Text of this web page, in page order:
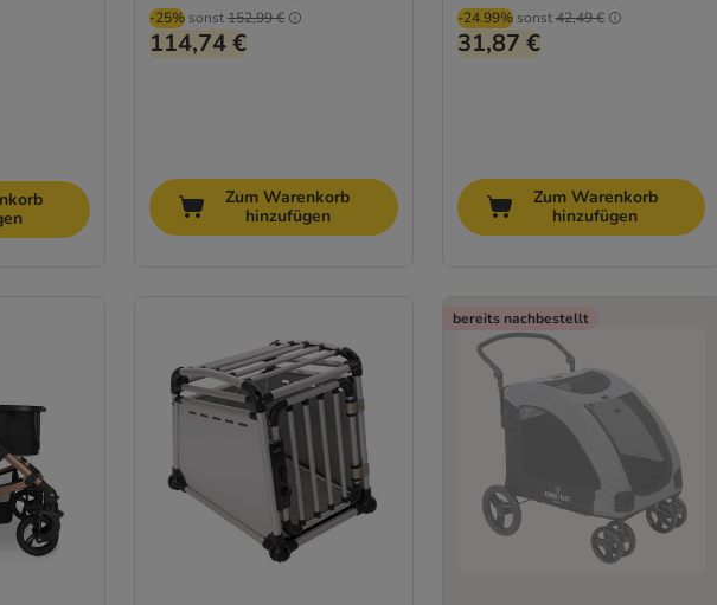
-25% sonst152,99 €
114,74 €
Zum Warenkorb
hinzufügen
-24.99% sonst42,49 €
31,87 €
Zum Warenkorb
hinzufügen
bereits nachbestellt